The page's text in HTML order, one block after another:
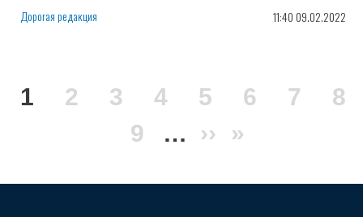
Дорогая редакция 11:40 09.02.2022
страниц
Текущая
страница
1 Page
2 Page
3 Page
4 Page
5 Page
6 Page
7
8
Page
9 …
Следующая
›› »